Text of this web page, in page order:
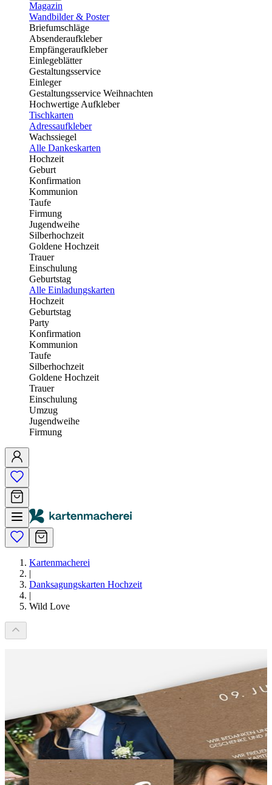
Magazin
Wandbilder & Poster
Briefumschläge
Absenderaufkleber
Empfängeraufkleber
Einlegeblätter
Gestaltungsservice
Einleger
Gestaltungsservice Weihnachten
Hochwertige Aufkleber
Tischkarten
Adressaufkleber
Wachssiegel
Alle Dankeskarten
Hochzeit
Geburt
Konfirmation
Kommunion
Taufe
Firmung
Jugendweihe
Silberhochzeit
Goldene Hochzeit
Trauer
Einschulung
Geburtstag
Alle Einladungskarten
Hochzeit
Geburtstag
Party
Konfirmation
Kommunion
Taufe
Silberhochzeit
Goldene Hochzeit
Trauer
Einschulung
Umzug
Jugendweihe
Firmung
Kartenmacherei
|
Danksagungskarten Hochzeit
|
Wild Love